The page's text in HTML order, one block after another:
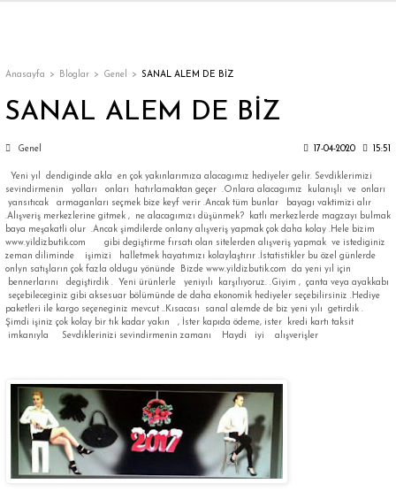
Trençkot
Trençkot
Trençkot
Trençkot
Anasayfa Bloglar Genel SANAL ALEM DE BİZ
SANAL ALEM DE BİZ
Genel 17-04-2020 15:51
Yeni yıl dendiginde akla en çok yakınlarımıza alacagımız hediyeler gelir. Sevdiklerimizi
sevindirmenin yolları onları hatırlamaktan geçer .Onlara alacagımız kulanışlı ve onları
yansıtıcak armaganları seçmek bize keyf verir .Ancak tüm bunlar bayagı vaktimizi alır
.Alışveriş merkezlerine gitmek , ne alacagımızı düşünmek? katlı merkezlerde magzayı bulmak
baya meşakatli olur .Ancak şimdilerde onlany alışveriş yapmak çok daha kolay .Hele bizim
www.yildizbutik.com gibi degiştirme fırsatı olan sitelerden alışveriş yapmak ve istediginiz
zeman diliminde işimizi halletmek hayatımızı kolaylaştırır .İstatistikler bu özel günlerde
onlyn satışların çok fazla oldugu yönünde Bizde www.yildizbutik.com da yeni yıl için
bennerlarını degiştirdik . Yeni ürünlerle yeniyılı karşılıyoruz. .Giyim , çanta veya ayakkabı
seçebileceginiz gibi aksesuar bölümünde de daha ekonomik hediyeler seçebilirsiniz .Hediye
paketleri ile kargo seçeneginiz mevcut ..Kısacası sanal alemde de biz yeni yılı getirdik .
Şimdi işiniz çok kolay bir tık kadar yakın , İster kapıda ödeme, ister kredi kartı taksit
imkanıyla Sevdiklerinizi sevindirmenin zamanı Haydi iyi alışverişler